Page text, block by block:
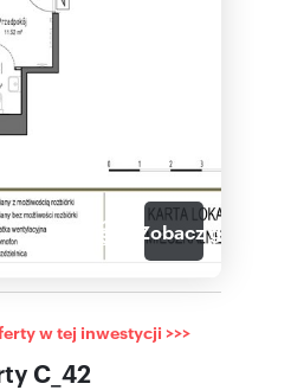
Zobacz galerię
C_42
w tej inwestycji >>>